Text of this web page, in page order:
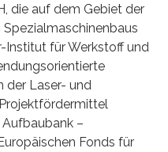
die auf dem Gebiet der
Institut für Werkstoff und
der Laser- und
–
Fonds für